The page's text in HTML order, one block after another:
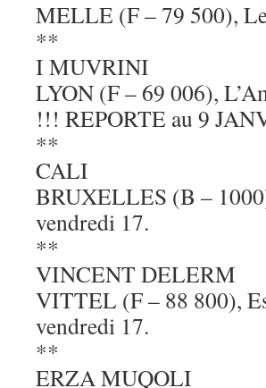
MELLE (F – 79 500),
**
I MUVRINI
LYON (F – 69 006),
!!! REPORTE au 9
**
CALI
BRUXELLES (B –
vendredi 17.
**
VINCENT DELERM
VITTEL (F – 88 800),
vendredi 17.
**
ERZA MUQOLI